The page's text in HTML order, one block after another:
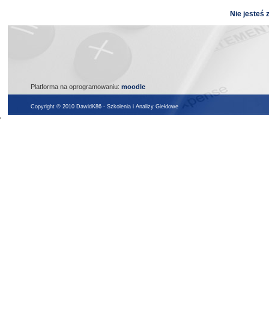
Nie jesteś
Platforma na oprogramowaniu: moodle
Copyright © 2010 DawidK86 - Szkolenia i Analizy Giełdowe
'